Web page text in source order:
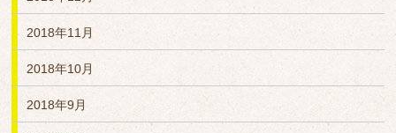
2018年11月
2018年10月
2018年9月